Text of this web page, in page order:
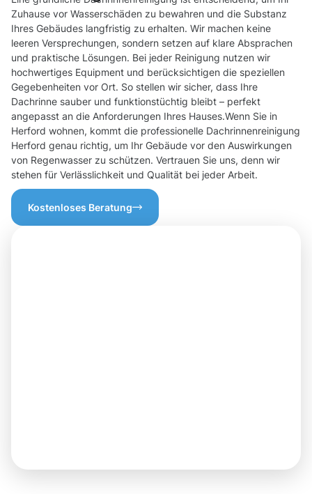
Zuhause vor Wasserschäden zu bewahren und die Substanz
Ihres Gebäudes langfristig zu erhalten. Wir machen keine
leeren Versprechungen, sondern setzen auf klare Absprachen
und praktische Lösungen. Bei jeder Reinigung nutzen wir
hochwertiges Equipment und berücksichtigen die speziellen
Gegebenheiten vor Ort. So stellen wir sicher, dass Ihre
Dachrinne sauber und funktionstüchtig bleibt – perfekt
angepasst an die Anforderungen Ihres Hauses.Wenn Sie in
Herford wohnen, kommt die professionelle Dachrinnenreinigung
Herford genau richtig, um Ihr Gebäude vor den Auswirkungen
von Regenwasser zu schützen. Vertrauen Sie uns, denn wir
stehen für Verlässlichkeit und Qualität bei jeder Arbeit.
Kostenloses Beratung